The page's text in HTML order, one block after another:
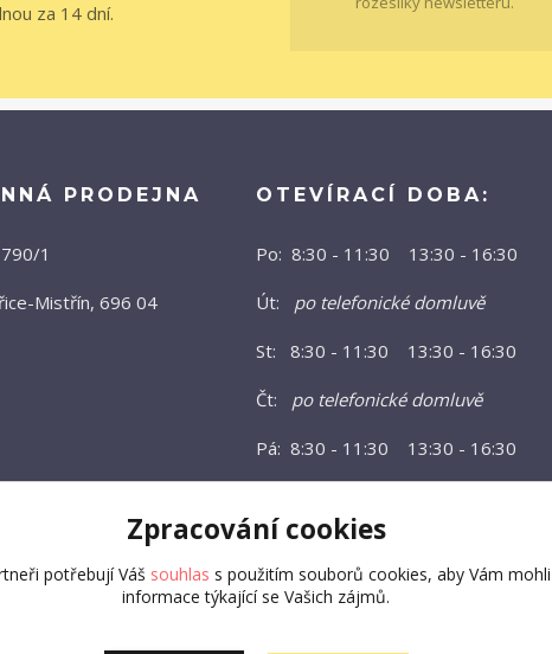
za 14 dní.
PRODEJNA
1
Mistřín, 696 04
OTEVÍRACÍ DOBA:
Po: 8:30 - 11:30 13:30 - 16:30
Út: po telefonické domluvě
St: 8:30 - 11:30 13:30 - 16:30
Čt: po telefonické domluvě
Pá: 8:30 - 11:30 13:30 - 16:30
Zpracování cookies
potřebují Váš souhlas s použitím souborů cookies, aby Vám
informace týkající se Vašich zájmů.